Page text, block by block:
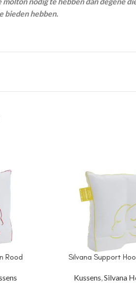
bieden hebben.
Rood Silvana Support
Kussens,Silvana